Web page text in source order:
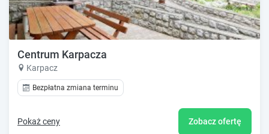
Centrum Karpacza
Karpacz
Bezpłatna zmiana terminu
Pokaż ceny Zobacz ofertę